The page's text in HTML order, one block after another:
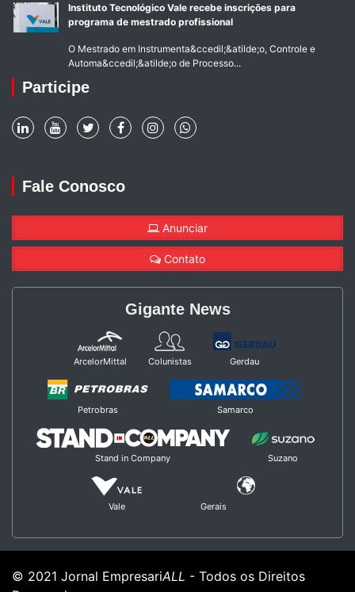
Instituto Tecnológico Vale recebe inscrições para
programa de mestrado profissional
O Mestrado em Instrumenta&ccedil;&atilde;o, Controle e
Automa&ccedil;&atilde;o de Processo...
Participe
Fale Conosco
Anunciar
Contato
Gigante News
ArcelorMittal Colunistas Gerdau
Petrobras Samarco
Stand in Company Suzano
Vale Gerais
© 2021 Jornal EmpresariALL - Todos os Direitos